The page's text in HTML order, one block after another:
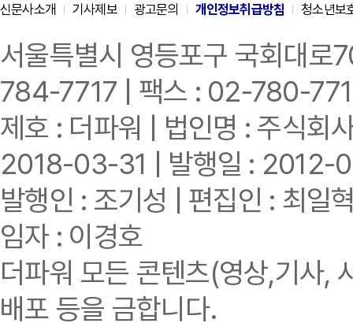
신문사소개 기사제보 광고문의 개인정보취급방침 청소년보
서울특별시 영등포구 국회대
784-7717 | 팩스 : 02-780-
제호 : 더파워 | 법인명 : 주식회
2018-03-31 | 발행일 : 2012-
발행인 : 조기성 | 편집인 : 최일
임자 : 이경호
더파워 모든 콘텐츠(영상,기사,
배포 등을 금합니다.